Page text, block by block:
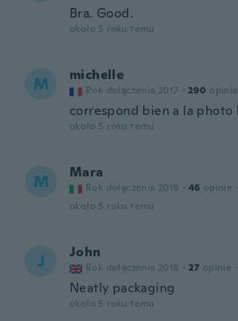
Bra. Good.
około 5 roku temu
M michelle
Rok dołączenia 2017 · 290 opinie
correspond bien a la photo
około 5 roku temu
M Mara
Rok dołączenia 2019 · 46 opinie ·
około 5 roku temu
J John
Rok dołączenia 2018 · 27 opinie ·
Neatly packaging
około 5 roku temu